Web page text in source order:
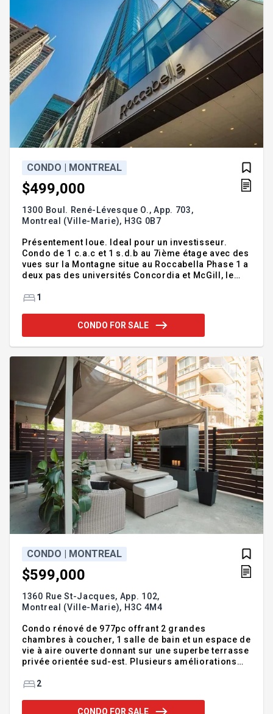
CONDO | MONTREAL
$499,000
1300 Boul. René-Lévesque O., App. 703,
Montreal (Ville-Marie), H3G 0B7
Présentement loue. Ideal pour un investisseur.
Condo de 1 c.a.c et 1 s.d.b au 7ième étage avec des
vues sur la Montagne situe au Roccabella Phase 1 a
deux pas des universités Concordia et McGill, le
avec espace à aire ouverte, planchers de bois,
Addendum:Présentement loue jusqu'au 30 Juin
avec écrans affichant l'actualité et la météo - Accès
au bâtiment sécuris
1
CONDO FOR SALE
CONDO | MONTREAL
$599,000
1360 Rue St-Jacques, App. 102,
Montreal (Ville-Marie), H3C 4M4
Condo rénové de 977pc offrant 2 grandes
chambres à coucher, 1 salle de bain et un espace de
vie à aire ouverte donnant sur une superbe terrasse
privée orientée sud-est. Plusieurs améliorations
plafond, nouvelles portes de garde-robe,
peinture fraîche partout. Immeuble bien administré
2
CONDO FOR SALE